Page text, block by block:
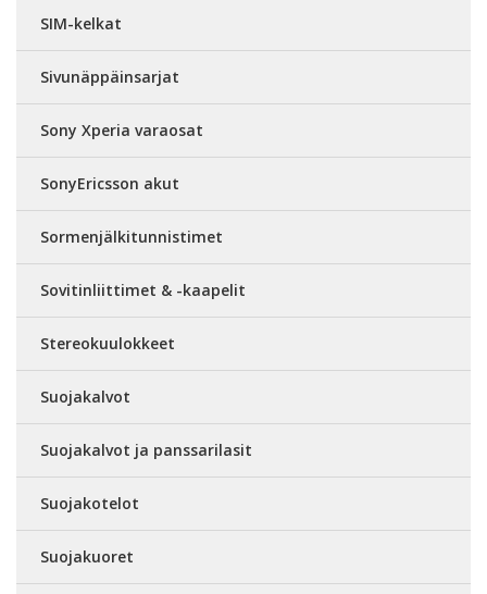
SIM-kelkat
Sivunäppäinsarjat
Sony Xperia varaosat
SonyEricsson akut
Sormenjälkitunnistimet
Sovitinliittimet & -kaapelit
Stereokuulokkeet
Suojakalvot
Suojakalvot ja panssarilasit
Suojakotelot
Suojakuoret